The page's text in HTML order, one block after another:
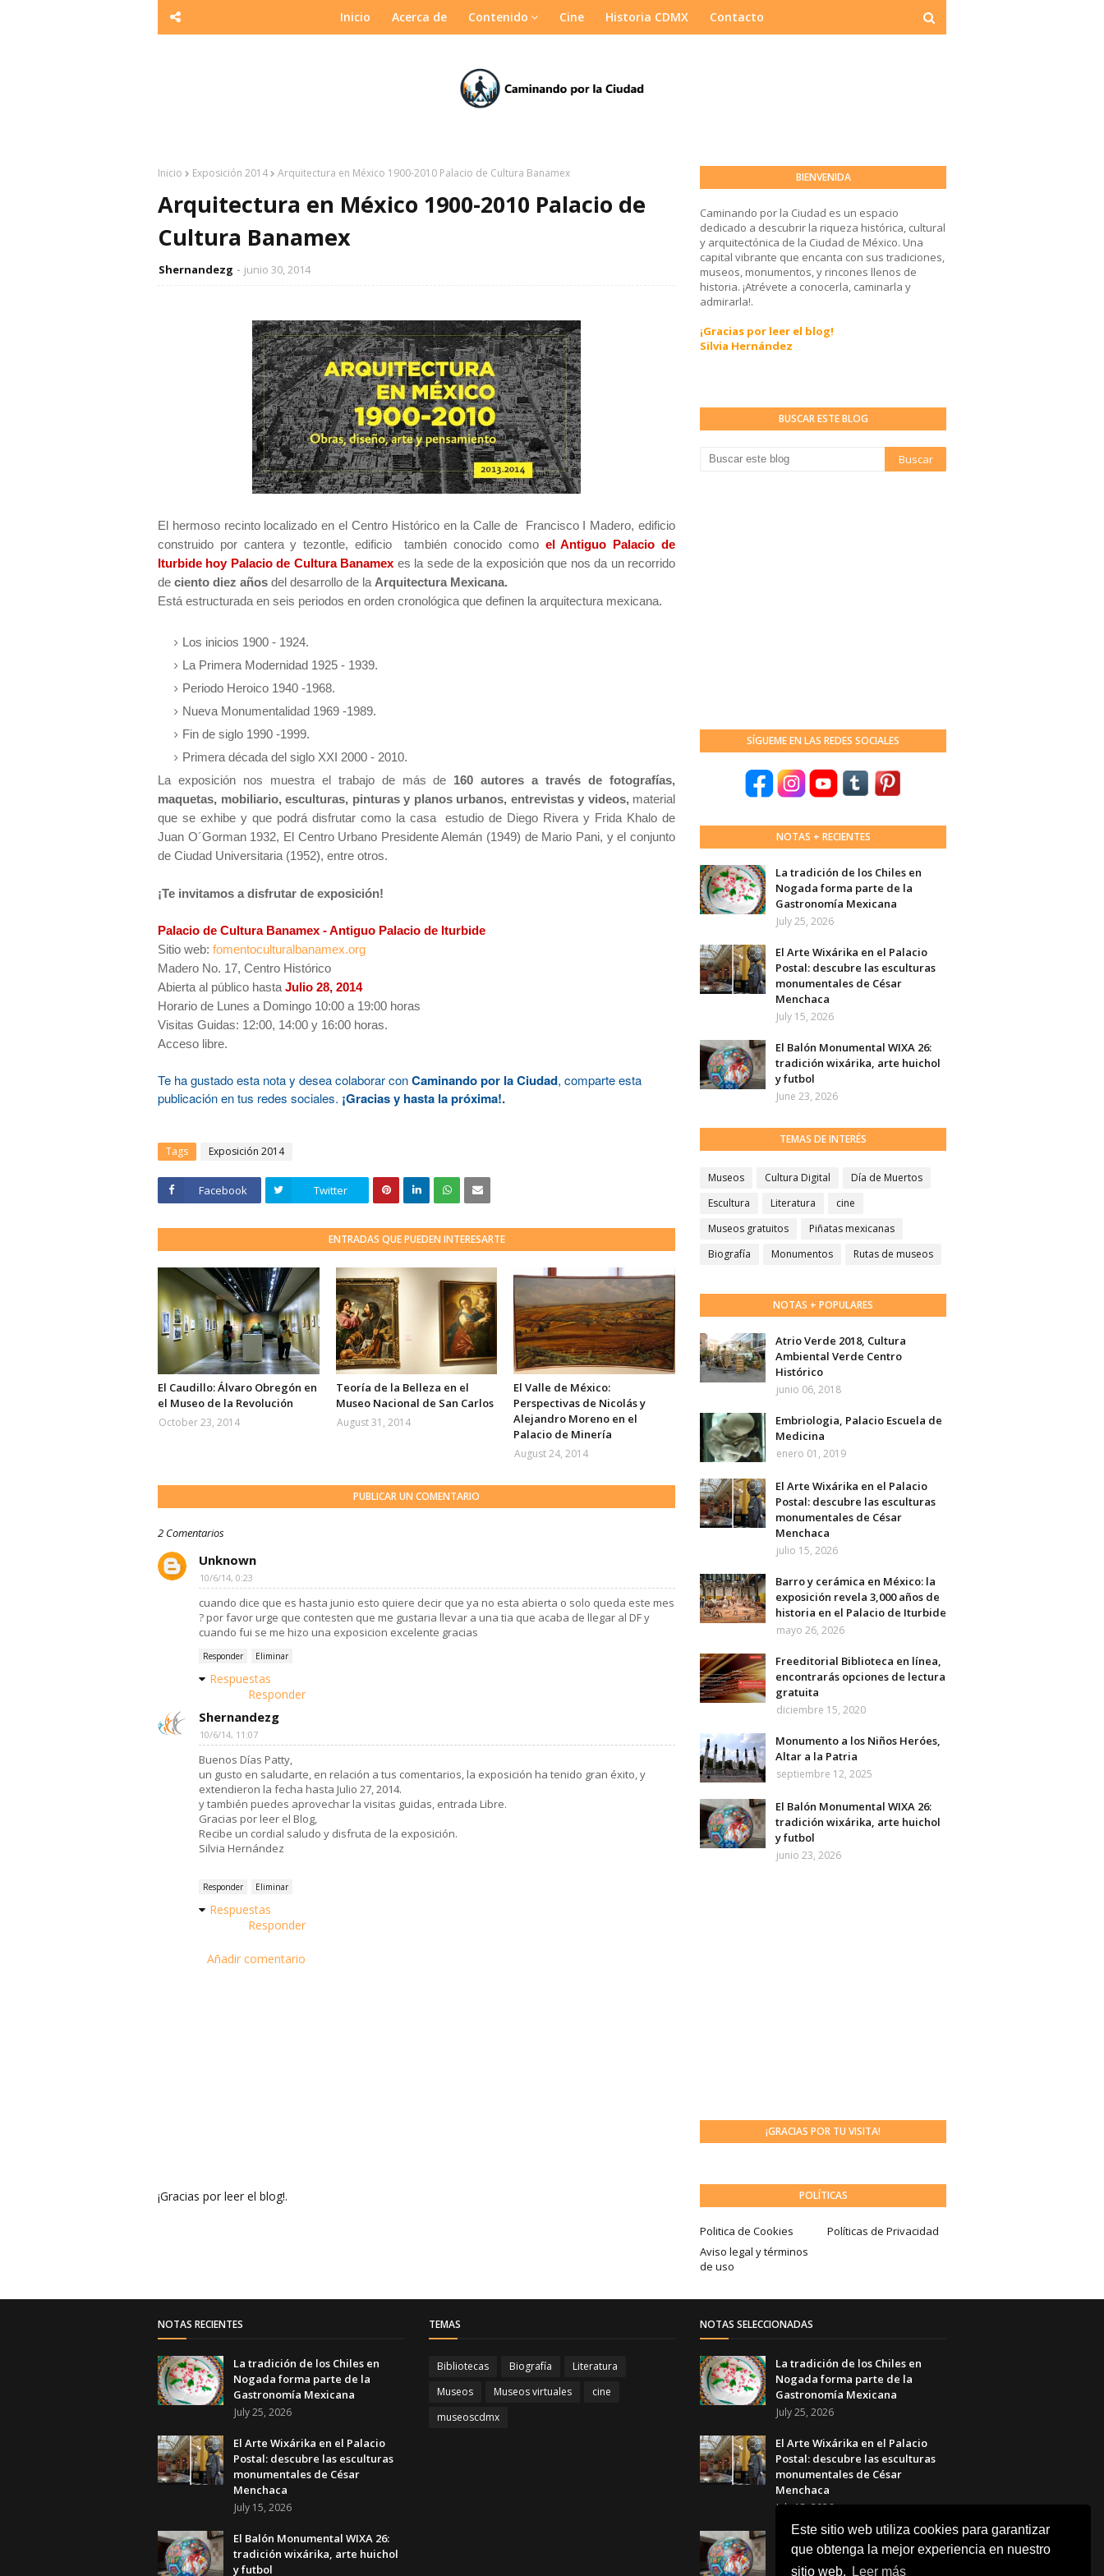
Este sitio web utiliza cookies para garantizar
que obtenga la mejor experiencia en nuestro
sitio web.
Leer más
Inicio Acerca de Contenido Cine Historia CDMX Contacto
Inicio Exposición 2014 Arquitectura en México 1900-2010 Palacio de Cultura Banamex
Arquitectura en México 1900-2010 Palacio de
Cultura Banamex
Shernandezg junio 30, 2014
El hermoso recinto localizado en el Centro Histórico en la Calle de Francisco I Madero, edificio
construido por cantera y tezontle, edificio también conocido como el Antiguo Palacio de
Iturbide hoy Palacio de Cultura Banamex es la sede de la exposición que nos da un recorrido
de ciento diez años del desarrollo de la Arquitectura Mexicana.
Está estructurada en seis periodos en orden cronológica que definen la arquitectura mexicana.
Los inicios 1900 - 1924.
La Primera Modernidad 1925 - 1939.
Periodo Heroico 1940 -1968.
Nueva Monumentalidad 1969 -1989.
Fin de siglo 1990 -1999.
Primera década del siglo XXI 2000 - 2010.
La exposición nos muestra el trabajo de más de 160 autores a través de fotografías,
maquetas, mobiliario, esculturas, pinturas y planos urbanos, entrevistas y videos,material
que se exhibe y que podrá disfrutar como la casa estudio de Diego Rivera y Frida Khalo de
Juan O´Gorman 1932, El Centro Urbano Presidente Alemán (1949) de Mario Pani, y el conjunto
de Ciudad Universitaria (1952), entre otros.
¡Te invitamos a disfrutar de exposición!
Palacio de Cultura Banamex - Antiguo Palacio de Iturbide
Sitio web: fomentoculturalbanamex.org
Madero No. 17, Centro Histórico
Abierta al público hasta Julio 28, 2014
Horario de Lunes a Domingo 10:00 a 19:00 horas
Visitas Guidas: 12:00, 14:00 y 16:00 horas.
Acceso libre.
Te ha gustado esta nota y desea colaborar conCaminando por la Ciudad, comparte esta
publicación en tus redes sociales. ¡Gracias y hasta la próxima!.
Tags Exposición 2014
Facebook Twitter
ENTRADAS QUE PUEDEN INTERESARTE
El Caudillo: Álvaro Obregón en
el Museo de la Revolución
October 23, 2014
Teoría de la Belleza en el
Museo Nacional de San Carlos
August 31, 2014
El Valle de México:
Perspectivas de Nicolás y
Alejandro Moreno en el
Palacio de Minería
August 24, 2014
PUBLICAR UN COMENTARIO
2 Comentarios
Unknown
10/6/14, 0:23
cuando dice que es hasta junio esto quiere decir que ya no esta abierta o solo queda este mes
? por favor urge que contesten que me gustaria llevar a una tia que acaba de llegar al DF y
cuando fui se me hizo una exposicion excelente gracias
Responder Eliminar
Respuestas
Responder
Shernandezg
10/6/14, 11:07
Buenos Días Patty,
un gusto en saludarte, en relación a tus comentarios, la exposición ha tenido gran éxito, y
extendieron la fecha hasta Julio 27, 2014.
y también puedes aprovechar la visitas guidas, entrada Libre.
Gracias por leer el Blog,
Recibe un cordial saludo y disfruta de la exposición.
Silvia Hernández
Responder Eliminar
Respuestas
Responder
Añadir comentario
¡Gracias por leer el blog!.
BIENVENIDA
Caminando por la Ciudad es un espacio
dedicado a descubrir la riqueza histórica, cultural
y arquitectónica de la Ciudad de México. Una
capital vibrante que encanta con sus tradiciones,
museos, monumentos, y rincones llenos de
historia. ¡Atrévete a conocerla, caminarla y
admirarla!.
¡Gracias por leer el blog!
Silvia Hernández
BUSCAR ESTE BLOG
SÍGUEME EN LAS REDES SOCIALES
NOTAS + RECIENTES
La tradición de los Chiles en
Nogada forma parte de la
Gastronomía Mexicana
July 25, 2026
El Arte Wixárika en el Palacio
Postal: descubre las esculturas
monumentales de César
Menchaca
July 15, 2026
El Balón Monumental WIXA 26:
tradición wixárika, arte huichol
y futbol
June 23, 2026
TEMAS DE INTERÉS
Museos Cultura Digital
Día de Muertos
Escultura
Literatura
cine
Museos gratuitos
Piñatas mexicanas
Biografía
Monumentos Rutas de museos
NOTAS + POPULARES
Atrio Verde 2018, Cultura
Ambiental Verde Centro
Histórico
junio 06, 2018
Embriologia, Palacio Escuela de
Medicina
enero 01, 2019
El Arte Wixárika en el Palacio
Postal: descubre las esculturas
monumentales de César
Menchaca
julio 15, 2026
Barro y cerámica en México: la
exposición revela 3,000 años de
historia en el Palacio de Iturbide
mayo 26, 2026
Freeditorial Biblioteca en línea,
encontrarás opciones de lectura
gratuita
diciembre 15, 2020
Monumento a los Niños Heróes,
Altar a la Patria
septiembre 12, 2025
El Balón Monumental WIXA 26:
tradición wixárika, arte huichol
y futbol
junio 23, 2026
¡GRACIAS POR TU VISITA!
POLÍTICAS
Politica de Cookies
Políticas de Privacidad
Aviso legal y términos
de uso
NOTAS RECIENTES
La tradición de los Chiles en
Nogada forma parte de la
Gastronomía Mexicana
July 25, 2026
El Arte Wixárika en el Palacio
Postal: descubre las esculturas
monumentales de César
Menchaca
July 15, 2026
El Balón Monumental WIXA 26:
tradición wixárika, arte huichol
y futbol
TEMAS
Bibliotecas Biografía
Literatura
Museos
Museos virtuales
cine
museoscdmx
NOTAS SELECCIONADAS
La tradición de los Chiles en
Nogada forma parte de la
Gastronomía Mexicana
July 25, 2026
El Arte Wixárika en el Palacio
Postal: descubre las esculturas
monumentales de César
Menchaca
July 15, 2026
El Balón Monumental WIXA 26:
tradición wixárika, arte huichol
y futbol